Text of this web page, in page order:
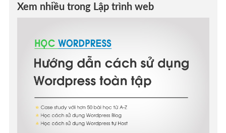
Xem nhiều trong Lập trình web